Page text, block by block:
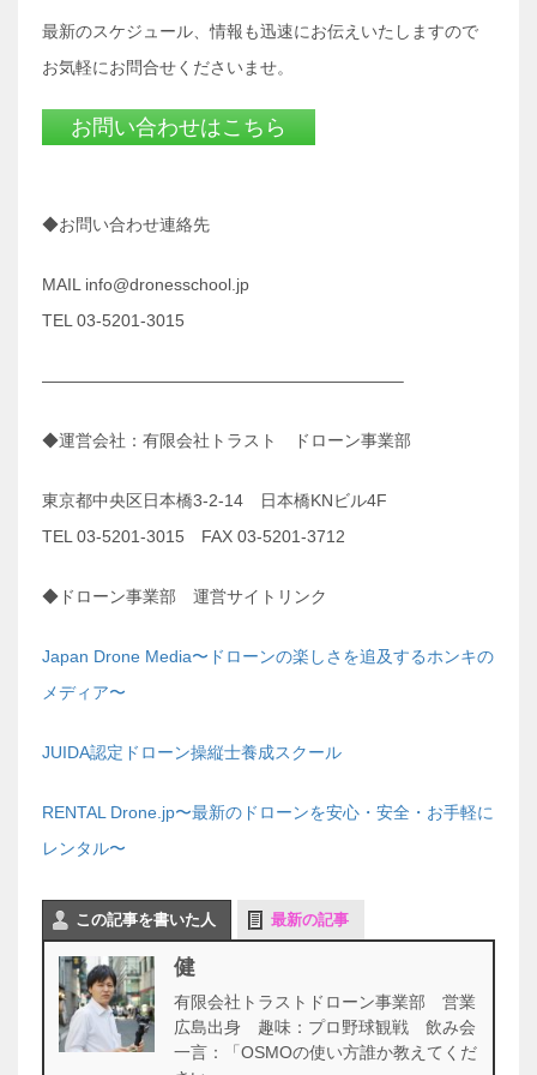
最新のスケジュール、情報も迅速にお伝えいたしますので
お気軽にお問合せくださいませ。
お問い合わせはこちら
◆お問い合わせ連絡先
MAIL info@dronesschool.jp
TEL 03-5201-3015
—————————————————————–
◆運営会社：有限会社トラスト ドローン事業部
東京都中央区日本橋3-2-14 日本橋KNビル4F
TEL 03-5201-3015 FAX 03‐5201‐3712
◆ドローン事業部 運営サイトリンク
Japan Drone Media〜ドローンの楽しさを追及するホンキの
メディア〜
JUIDA認定ドローン操縦士養成スクール
RENTAL Drone.jp〜最新のドローンを安心・安全・お手軽に
レンタル〜
この記事を書いた人 最新の記事
健
有限会社トラストドローン事業部 営業
広島出身 趣味：プロ野球観戦 飲み会
一言：「OSMOの使い方誰か教えてくだ